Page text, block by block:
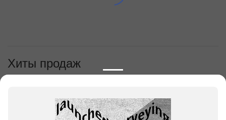
Хиты продаж
WL‑999.841.002/1B
621₽